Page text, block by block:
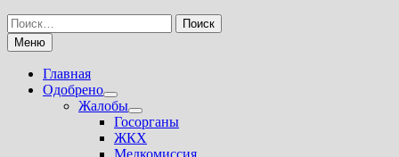
Найти:
Меню
Главная
Одобрено
Показать
подменю
Жалобы
Показать
подменю
Госорганы
ЖКХ
Медкомиссия